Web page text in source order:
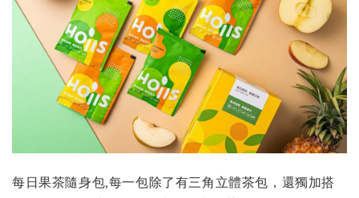
每日果茶隨身包,每一包除了有三角立體茶包，還獨加搭